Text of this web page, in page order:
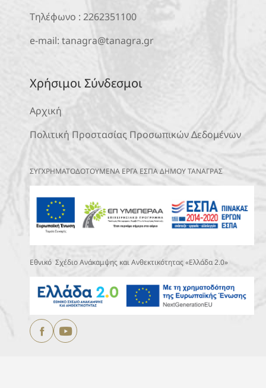
Τηλέφωνο : 2262351100
e-mail: tanagra@tanagra.gr
Χρήσιμοι Σύνδεσμοι
Αρχική
Πολιτική Προστασίας Προσωπικών Δεδομένων
ΣΥΓΧΡΗΜΑΤΟΔΟΤΟΥΜΕΝΑ ΕΡΓΑ ΕΣΠΑ ΔΗΜΟΥ ΤΑΝΑΓΡΑΣ
Εθνικό Σχέδιο Ανάκαμψης και Ανθεκτικότητας «Ελλάδα 2.0»